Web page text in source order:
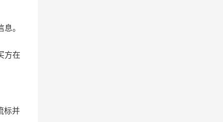
。
方在
标并